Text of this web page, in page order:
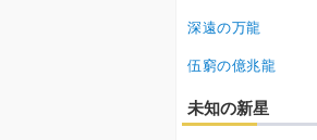
深遠の万龍
伍窮の億兆龍
未知の新星